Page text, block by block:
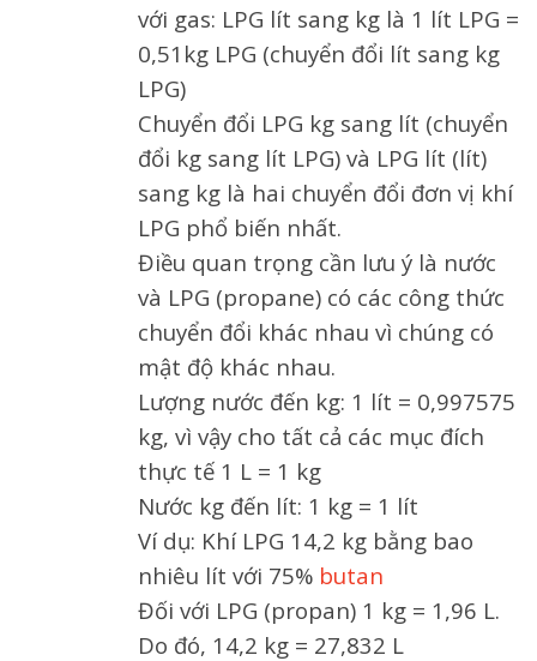
với gas: LPG lít sang kg là 1 lít LPG =
0,51kg LPG (chuyển đổi lít sang kg
LPG)
Chuyển đổi LPG kg sang lít (chuyển
đổi kg sang lít LPG) và LPG lít (lít)
sang kg là hai chuyển đổi đơn vị khí
LPG phổ biến nhất.
Điều quan trọng cần lưu ý là nước
và LPG (propane) có các công thức
chuyển đổi khác nhau vì chúng có
mật độ khác nhau.
Lượng nước đến kg: 1 lít = 0,997575
kg, vì vậy cho tất cả các mục đích
thực tế 1 L = 1 kg
Nước kg đến lít: 1 kg = 1 lít
Ví dụ: Khí LPG 14,2 kg bằng bao
nhiêu lít với 75% butan
Đối với LPG (propan) 1 kg = 1,96 L.
Do đó, 14,2 kg = 27,832 L